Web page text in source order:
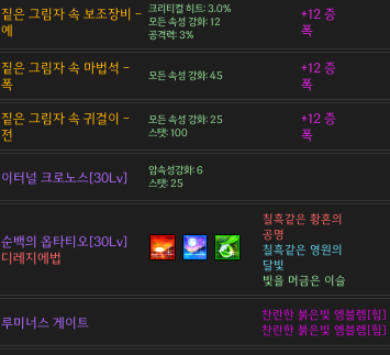
짙은 그림자 속 보조장비 -
예
크리티컬 히트: 3.0%
모든 속성 강화: 12
공격력: 3%
+12 증
폭
짙은 그림자 속 마법석 -
폭
모든 속성 강화: 45
+12 증
폭
짙은 그림자 속 귀걸이 -
전
모든 속성 강화: 25
스탯: 100
+12 증
폭
이터널 크로노스[30Lv]
암속성강화: 6
스탯: 25
순백의 옵타티오[30Lv]
디레지에법
칠흑같은 황혼의
공명
칠흑같은 영원의
달빛
빛을 머금은 이슬
루미너스 게이트
찬란한 붉은빛 엠블렘[힘]
찬란한 붉은빛 엠블렘[힘]